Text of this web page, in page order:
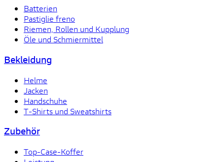
Batterien
Pastiglie freno
Riemen, Rollen und Kupplung
Öle und Schmiermittel
Bekleidung
Helme
Jacken
Handschuhe
T-Shirts und Sweatshirts
Zubehör
Top-Case-Koffer